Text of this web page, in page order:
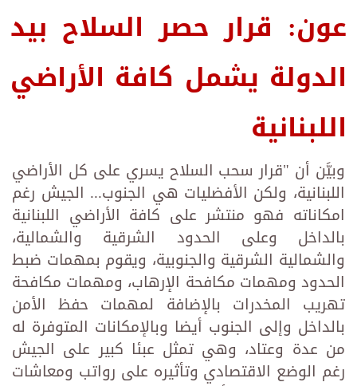
عون: قرار حصر السلاح بيد
الدولة يشمل كافة الأراضي
اللبنانية
وبيَّن أن "قرار سحب السلاح يسري على كل الأراضي
اللبنانية، ولكن الأفضليات هي الجنوب... الجيش رغم
امكاناته فهو منتشر على كافة الأراضي اللبنانية
بالداخل وعلى الحدود الشرقية والشمالية،
والشمالية الشرقية والجنوبية، ويقوم بمهمات ضبط
الحدود ومهمات مكافحة الإرهاب، ومهمات مكافحة
تهريب المخدرات بالإضافة لمهمات حفظ الأمن
بالداخل وإلى الجنوب أيضا وبالإمكانات المتوفرة له
من عدة وعتاد، وهي تمثل عبئا كبير على الجيش
رغم الوضع الاقتصادي وتأثيره على رواتب ومعاشات